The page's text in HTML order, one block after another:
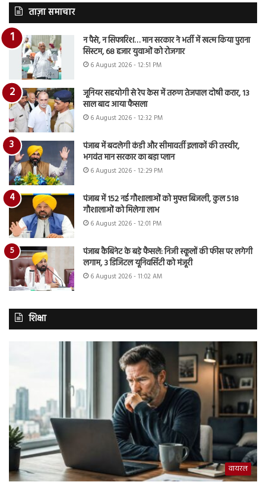
ताज़ा समाचार
न पैसे, न सिफारिश… मान सरकार ने भर्ती में खत्म किया पुराना
सिस्टम, 68 हजार युवाओं को रोजगार
6 August 2026 - 12:51 PM
जूनियर सहयोगी से रेप केस में तरुण तेजपाल दोषी करार, 13
साल बाद आया फैसला
6 August 2026 - 12:32 PM
पंजाब में बदलेगी कंडी और सीमावर्ती इलाकों की तस्वीर,
भगवंत मान सरकार का बड़ा प्लान
6 August 2026 - 12:29 PM
पंजाब में 152 नई गौशालाओं को मुफ्त बिजली, कुल 518
गौशालाओं को मिलेगा लाभ
6 August 2026 - 12:01 PM
पंजाब कैबिनेट के बड़े फैसले: निजी स्कूलों की फीस पर लगेगी
लगाम, 3 डिजिटल यूनिवर्सिटी को मंजूरी
6 August 2026 - 11:02 AM
शिक्षा
वायरल